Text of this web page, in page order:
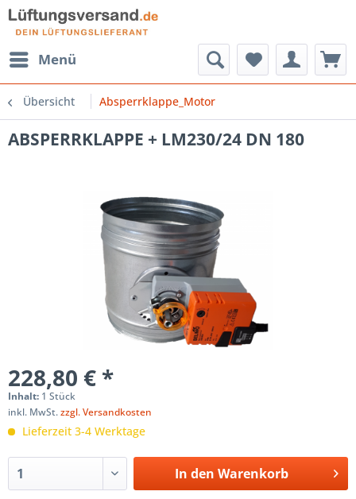
Menü
Übersicht Absperrklappe_Motor
ABSPERRKLAPPE + LM230/24 DN 180
228,80 € *
Inhalt: 1 Stück
inkl. MwSt.zzgl. Versandkosten
Lieferzeit 3-4 Werktage
In den Warenkorb